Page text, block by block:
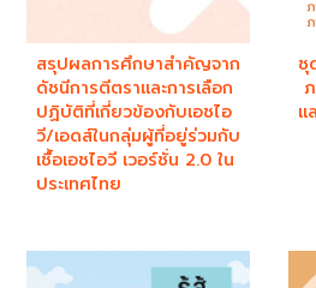
สรุปผลการศึกษาสำคัญจาก
ดัชนีการตีตราและการเลือก
ปฏิบัติที่เกี่ยวข้องกับเอชไอ
วี/เอดส์ในกลุ่มผู้ที่อยู่ร่วมกับ
เชื้อเอชไอวี เวอร์ชั่น 2.0 ใน
ประเทศไทย
ชุ
แ